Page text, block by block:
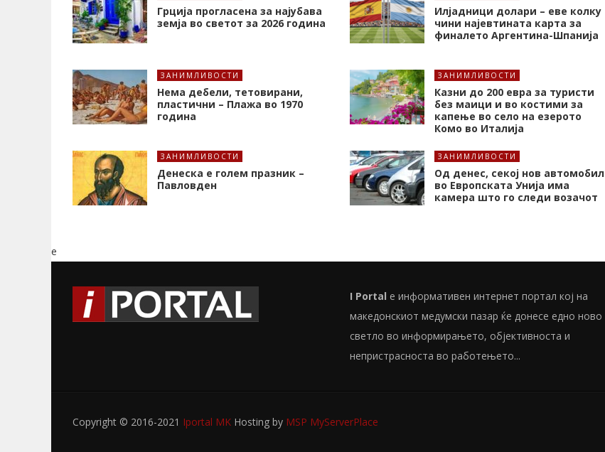
Грција прогласена за најубава
земја во светот за 2026 година
Илјадници долари – еве колку
чини најевтината карта за
финалето Аргентина-Шпанија
ЗАНИМЛИВОСТИ
Нема дебели, тетовирани,
пластични – Плажа во 1970
година
ЗАНИМЛИВОСТИ
Казни до 200 евра за туристи
без маици и во костими за
капење во село на езерото
Комо во Италија
ЗАНИМЛИВОСТИ
Денеска е голем празник –
Павловден
ЗАНИМЛИВОСТИ
Од денес, секој нов автомобил
во Европската Унија има
камера што го следи возачот
e
I Portal е информативен интернет портал кој на
македонскиот медумски пазар ќе донесе едно ново
светло во информирањето, објективноста и
непристрасноста во работењето...
Copyright © 2016-2021 Iportal MK Hosting by MSP MyServerPlace